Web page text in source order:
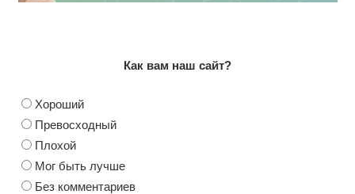
Как вам наш сайт?
Хороший
Превосходный
Плохой
Мог быть лучше
Без комментариев